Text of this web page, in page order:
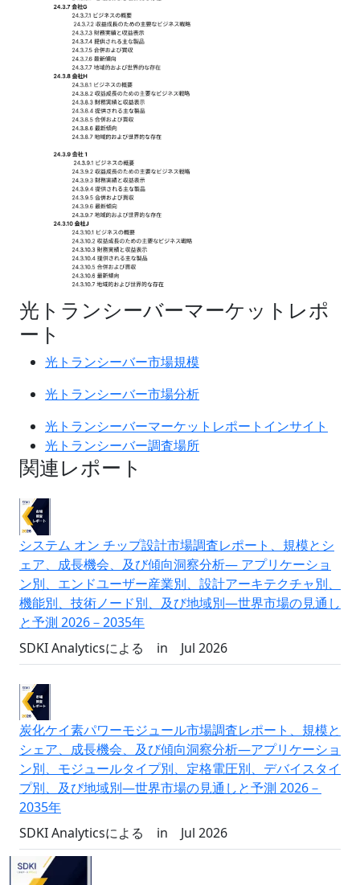
光トランシーバーマーケットレポ
ート
光トランシーバー市場規模
光トランシーバー市場分析
光トランシーバーマーケットレポートインサイト
光トランシーバー調査場所
関連レポート
システム オン チップ設計市場調査レポート、規模とシ
ェア、成長機会、及び傾向洞察分析― アプリケーショ
ン別、エンドユーザー産業別、設計アーキテクチャ別、
機能別、技術ノード別、及び地域別―世界市場の見通し
と予測 2026－2035年
SDKI Analyticsによる
in Jul 2026
炭化ケイ素パワーモジュール市場調査レポート、規模と
シェア、成長機会、及び傾向洞察分析―アプリケーショ
ン別、モジュールタイプ別、定格電圧別、デバイスタイ
プ別、及び地域別―世界市場の見通しと予測 2026－
2035年
SDKI Analyticsによる
in Jul 2026